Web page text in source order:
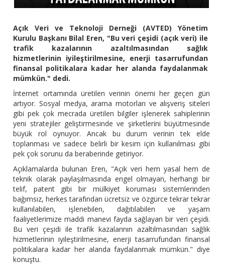
Açık Veri ve Teknoloji Derneği (AVTED) Yönetim
Kurulu Başkanı Bilal Eren, "Bu veri çeşidi (açık veri) ile
trafik kazalarının azaltılmasından sağlık
hizmetlerinin iyileştirilmesine, enerji tasarrufundan
finansal politikalara kadar her alanda faydalanmak
mümkün." dedi.
İnternet ortamında üretilen verinin önemi her geçen gün
artıyor. Sosyal medya, arama motorları ve alışveriş siteleri
gibi pek çok mecrada üretilen bilgiler işlenerek sahiplerinin
yeni stratejiler geliştirmesinde ve şirketlerini büyütmesinde
büyük rol oynuyor. Ancak bu durum verinin tek elde
toplanması ve sadece belirli bir kesim için kullanılması gibi
pek çok sorunu da beraberinde getiriyor.
Açıklamalarda bulunan Eren, "Açık veri hem yasal hem de
teknik olarak paylaşılmasında engel olmayan, herhangi bir
telif, patent gibi bir mülkiyet koruması sistemlerinden
bağımsız, herkes tarafından ücretsiz ve özgürce tekrar tekrar
kullanılabilen, işlenebilen, dağıtılabilen ve yaşam
faaliyetlerimize maddi manevi fayda sağlayan bir veri çeşidi.
Bu veri çeşidi ile trafik kazalarının azaltılmasından sağlık
hizmetlerinin iyileştirilmesine, enerji tasarrufundan finansal
politikalara kadar her alanda faydalanmak mümkün." diye
konuştu.